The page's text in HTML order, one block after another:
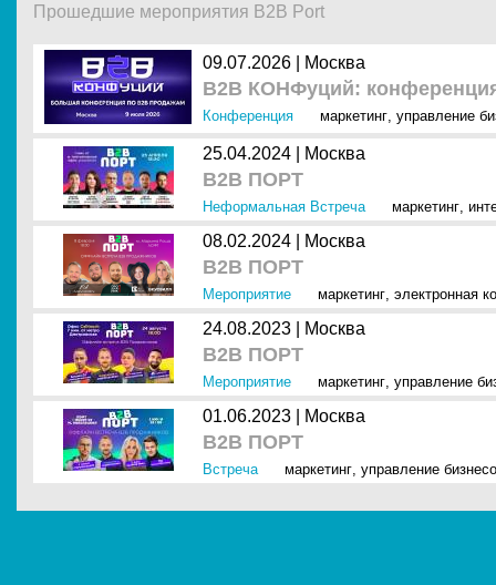
Прошедшие мероприятия B2B Port
09.07.2026 | Москва
B2B КОНФуций:
Конференция маркетинг, управление
25.04.2024 | Москва
B2B ПОРТ
Неформальная Встреча маркетинг,
08.02.2024 | Москва
В2В ПОРТ
Мероприятие маркетинг, электронная
24.08.2023 | Москва
B2B ПОРТ
Мероприятие маркетинг, управление
01.06.2023 | Москва
B2B ПОРТ
Встреча маркетинг, управление